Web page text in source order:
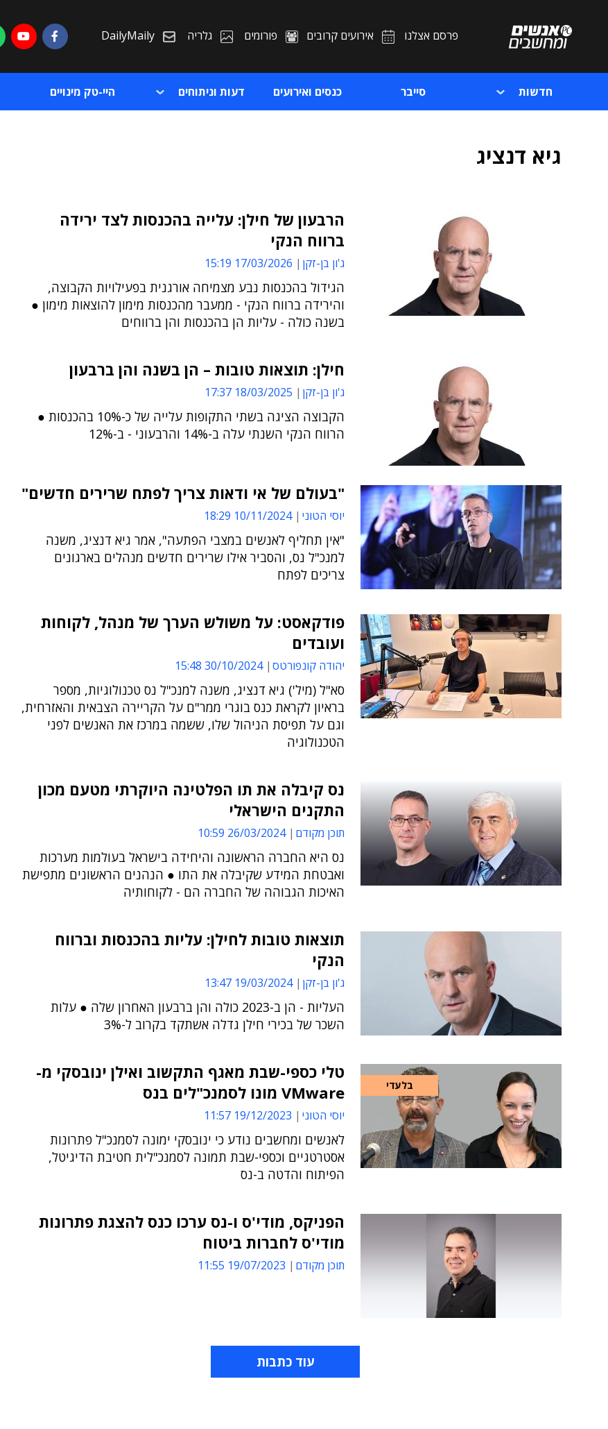
פרסם אצלנו אירועים קרובים פורומים גלריה DailyMaily
חדשות סייבר כנסים ואירועים דעות וניתוחים היי-טק מינויים
גיא דנציג
הרבעון של חילן: עלייה בהכנסות לצד ירידה
ברווח הנקי
ג'ון בן-זקן 17/03/2026 15:19
הגידול בהכנסות נבע מצמיחה אורגנית בפעילויות הקבוצה,
והירידה ברווח הנקי - ממעבר מהכנסות מימון להוצאות מימון ●
בשנה כולה - עליות הן בהכנסות והן ברווחים
חילן: תוצאות טובות – הן בשנה והן ברבעון
ג'ון בן-זקן 18/03/2025 17:37
הקבוצה הציגה בשתי התקופות עלייה של כ-10% בהכנסות ●
הרווח הנקי השנתי עלה ב-14% והרבעוני - ב-12%
"בעולם של אי ודאות צריך לפתח שרירים חדשים"
יוסי הטוני 10/11/2024 18:29
"אין תחליף לאנשים במצבי הפתעה", אמר גיא דנציג, משנה
למנכ"ל נס, והסביר אילו שרירים חדשים מנהלים בארגונים
צריכים לפתח
פודקאסט: על משולש הערך של מנהל, לקוחות
ועובדים
יהודה קונפורטס 30/10/2024 15:48
סא"ל (מיל') גיא דנציג, משנה למנכ"ל נס טכנולוגיות, מספר
בראיון לקראת כנס בוגרי ממר"ם על הקריירה הצבאית והאזרחית,
וגם על תפיסת הניהול שלו, ששמה במרכז את האנשים לפני
הטכנולוגיה
נס קיבלה את תו הפלטינה היוקרתי מטעם מכון
התקנים הישראלי
תוכן מקודם 26/03/2024 10:59
נס היא החברה הראשונה והיחידה בישראל בעולמות מערכות
ואבטחת המידע שקיבלה את התו ● הנהנים הראשונים מתפישת
האיכות הגבוהה של החברה הם - לקוחותיה
תוצאות טובות לחילן: עליות בהכנסות וברווח
הנקי
ג'ון בן-זקן 19/03/2024 13:47
העליות - הן ב-2023 כולה והן ברבעון האחרון שלה ● עלות
השכר של בכירי חילן גדלה אשתקד בקרוב ל-3%
בלעדי
טלי כספי-שבת מאגף התקשוב ואילן ינובסקי מ-
VMware מונו לסמנכ"לים בנס
יוסי הטוני 19/12/2023 11:57
לאנשים ומחשבים נודע כי ינובסקי ימונה לסמנכ"ל פתרונות
אסטרטגיים וכספי-שבת תמונה לסמנכ"לית חטיבת הדיגיטל,
הפיתוח והדטה ב-נס
הפניקס, מודי'ס ו-נס ערכו כנס להצגת פתרונות
מודי'ס לחברות ביטוח
תוכן מקודם 19/07/2023 11:55
עוד כתבות